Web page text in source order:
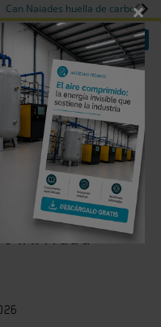
Can Naiades huella de carbono
Login empresas Registro
foro sobre
×